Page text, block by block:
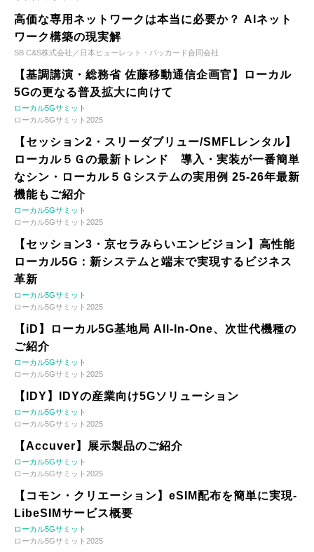
高価な専用ネットワークは本当に必要か？ AIネット
ワーク構築の現実解
SB C&S株式会社／日本ヒューレット・パッカード合同会社
【基調講演・総務省 佐藤移動通信企画官】ローカル
5Gの更なる普及拡大に向けて
ローカル5Gサミット
ローカル5Gサミット2025
【セッション2・スリーダブリュー/SMFLレンタル】
ローカル５Ｇの最新トレンド 導入・実装が一番簡単
なシン・ローカル５Ｇシステムの実用例 25-26年最新
機能もご紹介
ローカル5Gサミット
ローカル5Gサミット2025
【セッション3・京セラみらいエンビジョン】高性能
ローカル5G：新システムと端末で実現するビジネス
革新
ローカル5Gサミット
ローカル5Gサミット2025
【iD】ローカル5G基地局 All-In-One、次世代機種の
ご紹介
ローカル5Gサミット
ローカル5Gサミット2025
【IDY】IDYの産業向け5Gソリューション
ローカル5Gサミット
ローカル5Gサミット2025
【Accuver】展示製品のご紹介
ローカル5Gサミット
ローカル5Gサミット2025
【コモン・クリエーション】eSIM配布を簡単に実現-
LibeSIMサービス概要
ローカル5Gサミット
ローカル5Gサミット2025